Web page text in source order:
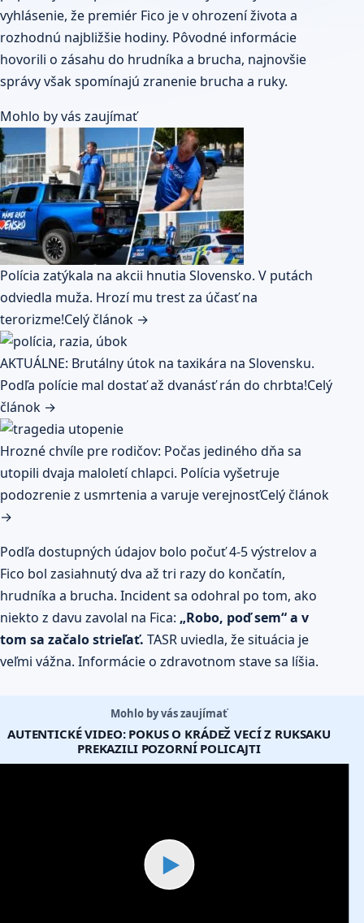
vyhlásenie, že premiér Fico je v ohrození života a
rozhodnú najbližšie hodiny. Pôvodné informácie
hovorili o zásahu do hrudníka a brucha, najnovšie
správy však spomínajú zranenie brucha a ruky.
Mohlo by vás zaujímať
Polícia zatýkala na akcii hnutia Slovensko. V putách
odviedla muža. Hrozí mu trest za účasť na
terorizme!Celý článok →
AKTUÁLNE: Brutálny útok na taxikára na Slovensku.
Podľa polície mal dostať až dvanásť rán do chrbta!Celý
článok →
Hrozné chvíle pre rodičov: Počas jediného dňa sa
utopili dvaja maloletí chlapci. Polícia vyšetruje
podozrenie z usmrtenia a varuje verejnosťCelý článok
→
Podľa dostupných údajov bolo počuť 4-5 výstrelov a
Fico bol zasiahnutý dva až tri razy do končatín,
hrudníka a brucha. Incident sa odohral po tom, ako
niekto z davu zavolal na Fica: „Robo, poď sem“ a v
tom sa začalo strieľať. TASR uviedla, že situácia je
veľmi vážna. Informácie o zdravotnom stave sa líšia.
Mohlo by vás zaujímať
AUTENTICKÉ VIDEO: POKUS O KRÁDEŽ VECÍ Z RUKSAKU
PREKAZILI POZORNÍ POLICAJTI
▶